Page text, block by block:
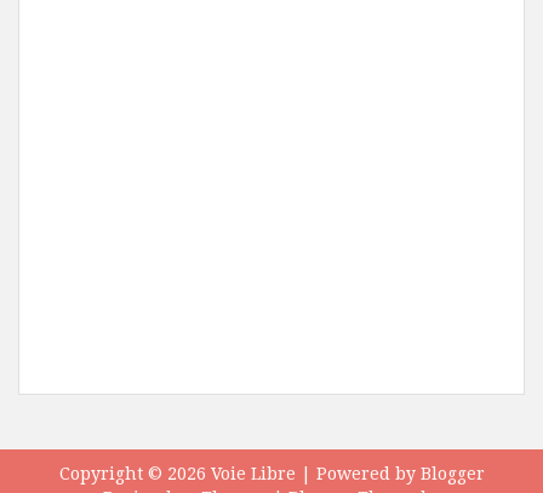
Copyright © 2026 Voie Libre | Powered by Blogger